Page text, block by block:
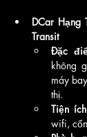
DCar Hạng
Transit
Đặc
không
máy
thị.
Tiện ích
wifi,